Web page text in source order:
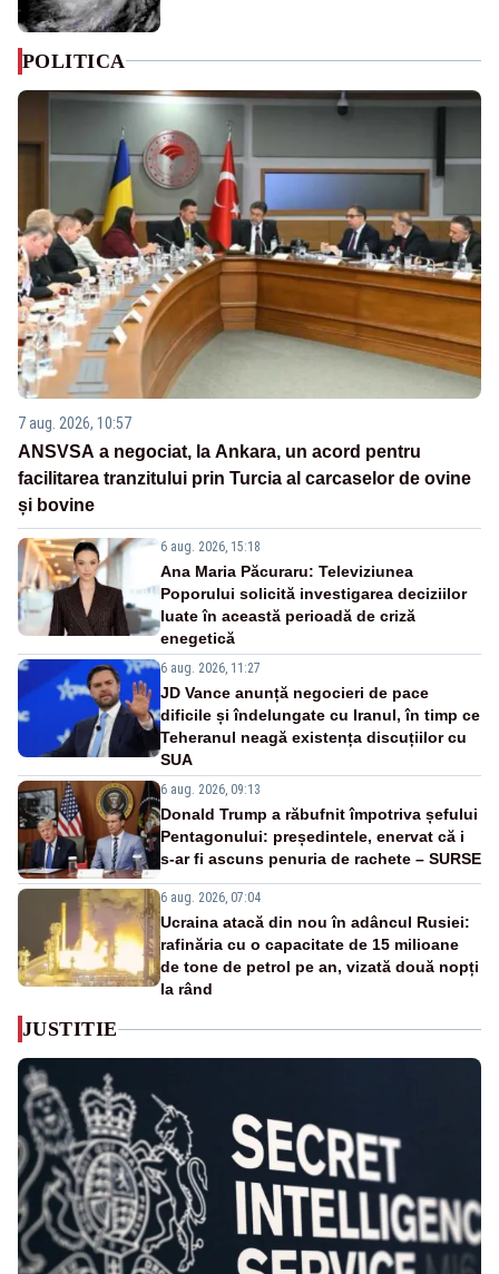
POLITICA
7 aug. 2026, 10:57
ANSVSA a negociat, la Ankara, un acord pentru
facilitarea tranzitului prin Turcia al carcaselor de ovine
și bovine
6 aug. 2026, 15:18
Ana Maria Păcuraru: Televiziunea
Poporului solicită investigarea deciziilor
luate în această perioadă de criză
enegetică
6 aug. 2026, 11:27
JD Vance anunță negocieri de pace
dificile și îndelungate cu Iranul, în timp ce
Teheranul neagă existența discuțiilor cu
SUA
6 aug. 2026, 09:13
Donald Trump a răbufnit împotriva șefului
Pentagonului: președintele, enervat că i
s-ar fi ascuns penuria de rachete – SURSE
6 aug. 2026, 07:04
Ucraina atacă din nou în adâncul Rusiei:
rafinăria cu o capacitate de 15 milioane
de tone de petrol pe an, vizată două nopți
la rând
JUSTITIE